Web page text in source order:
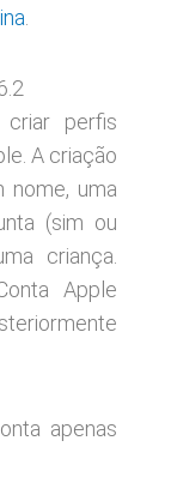
perfis
A criação
nome, uma
(sim ou
criança.
Apple
apenas